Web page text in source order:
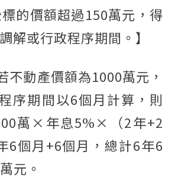
的價額超過150萬元，得
調解或行政程序期間。】
不動產價額為1000萬元，
序期間以6個月計算，則
萬×年息5%×（2年+2
6個月 +6個月，總計6年6
萬元。